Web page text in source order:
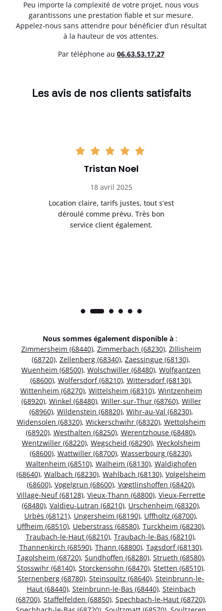
Peu importe la complexité de votre projet, nous vous
garantissons une prestation fiable et sur mesure.
Appelez-nous sans attendre pour bénéficier d’un résultat
à la hauteur de vos attentes.
Par téléphone au 06.63.53.17.27
Les avis de nos clients satisfaits
Tristan Noel
18 avril 2025
Location claire, tarifs justes, tout s’est
déroulé comme prévu. Très bon
service client également.
Nous sommes également disponible à :
Zimmersheim (68440), Zimmerbach (68230), Zillisheim
(68720), Zellenberg (68340), Zaessingue (68130),
Wuenheim (68500), Wolschwiller (68480), Wolfgantzen
(68600), Wolfersdorf (68210), Wittersdorf (68130),
Wittenheim (68270), Wittelsheim (68310), Wintzenheim
(68920), Winkel (68480), Willer-sur-Thur (68760), Willer
(68960), Wildenstein (68820), Wihr-au-Val (68230),
Widensolen (68320), Wickerschwihr (68320), Wettolsheim
(68920), Westhalten (68250), Werentzhouse (68480),
Wentzwiller (68220), Wegscheid (68290), Weckolsheim
(68600), Wattwiller (68700), Wasserbourg (68230),
Waltenheim (68510), Walheim (68130), Waldighofen
(68640), Walbach (68230), Wahlbach (68130), Volgelsheim
(68600), Vogelgrun (68600), Vœgtlinshoffen (68420),
Village-Neuf (68128), Vieux-Thann (68800), Vieux-Ferrette
(68480), Valdieu-Lutran (68210), Urschenheim (68320),
Urbès (68121), Ungersheim (68190), Uffholtz (68700),
Uffheim (68510), Ueberstrass (68580), Turckheim (68230),
Traubach-le-Haut (68210), Traubach-le-Bas (68210),
Thannenkirch (68590), Thann (68800), Tagsdorf (68130),
Tagolsheim (68720), Sundhoffen (68280), Strueth (68580),
Stosswihr (68140), Storckensohn (68470), Stetten (68510),
Sternenberg (68780), Steinsoultz (68640), Steinbrunn-le-
Haut (68440), Steinbrunn-le-Bas (68440), Steinbach
(68700), Staffelfelden (68850), Spechbach-le-Haut (68720),